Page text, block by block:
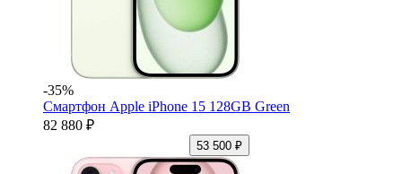
-35%
Смартфон Apple iPhone 15 128GB Green
82 880 ₽
53 500 ₽